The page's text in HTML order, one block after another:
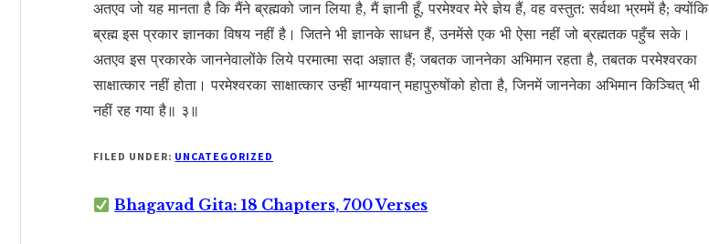
अतएव जो यह मानता है कि मैंने ब्रह्मको जान लिया है, मैं ज्ञानी हूँ, परमेश्वर मेरे ज्ञेय हैं, वह वस्तुत: सर्वथा भ्रममें है; क्योंकि
ब्रह्म इस प्रकार ज्ञानका विषय नहीं है। जितने भी ज्ञानके साधन हैं, उनमेंसे एक भी ऐसा नहीं जो ब्रह्मतक पहुँच सके।
अतएव इस प्रकारके जाननेवालोंके लिये परमात्मा सदा अज्ञात हैं; जबतक जाननेका अभिमान रहता है, तबतक परमेश्वरका
साक्षात्कार नहीं होता। परमेश्वरका साक्षात्कार उन्हीं भाग्यवान् महापुरुषोंको होता है, जिनमें जाननेका अभिमान किञ्चित् भी
नहीं रह गया है॥ ३॥
FILED UNDER: UNCATEGORIZED
Bhagavad Gita: 18 Chapters, 700 Verses